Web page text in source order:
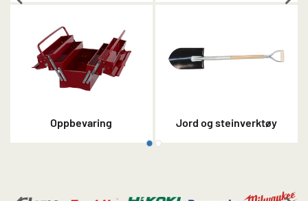
Oppbevaring Jord og steinverktøy